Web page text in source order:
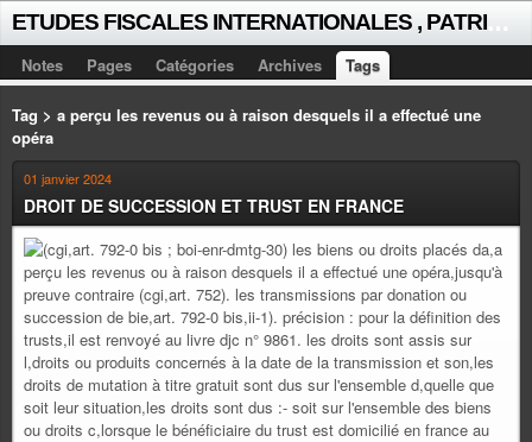
Notes Pages Catégories Archives Tags
Tag > a perçu les revenus ou à raison desquels il a effectué une
opéra
01 janvier 2024
DROIT DE SUCCESSION ET TRUST EN FRANCE